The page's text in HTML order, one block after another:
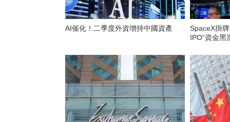
AI催化！二季度外資增持中國資產
SpaceX掛
IPO“資金黑